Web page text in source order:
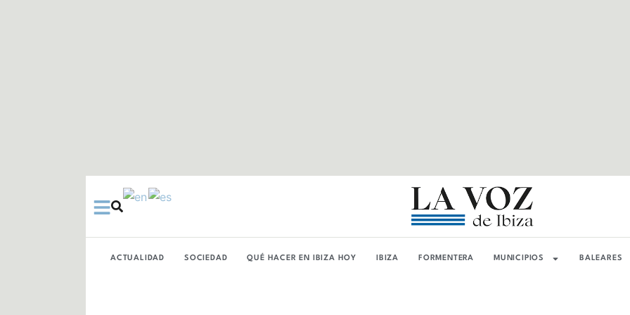
ACTUALIDAD SOCIEDAD QUÉ HACER EN IBIZA HOY IBIZA FORMENTERA MUNICIPIOS BALEARES